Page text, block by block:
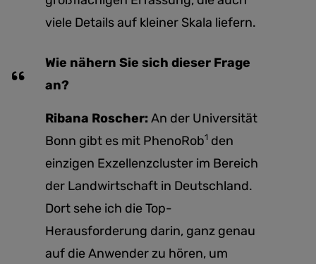
viele Details auf kleiner Skala liefern.
Wie nähern Sie sich dieser Frage
an?
Ribana Roscher:An der Universität
Bonn gibt es mit PhenoRob1 den
einzigen Exzellenzcluster im Bereich
der Landwirtschaft in Deutschland.
Dort sehe ich die Top-
Herausforderung darin, ganz genau
auf die Anwender zu hören, um